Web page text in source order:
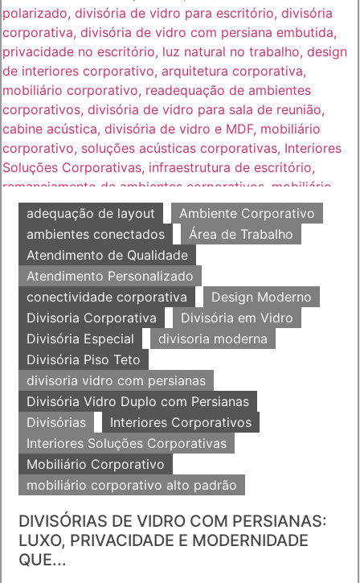
adequação de layout
Ambiente Corporativo
ambientes conectados
Área de Trabalho
Atendimento de Qualidade
Atendimento Personalizado
conectividade corporativa
Design Moderno
Divisoria Corporativa
Divisória em Vidro
Divisória Especial
divisoria moderna
Divisória Piso Teto
divisoria vidro com persianas
Divisória Vidro Duplo com Persianas
Divisórias
Interiores Corporativos
Interiores Soluções Corporativas
Mobiliário Corporativo
mobiliário corporativo alto padrão
DIVISÓRIAS DE VIDRO COM PERSIANAS:
LUXO, PRIVACIDADE E MODERNIDADE
QUE...